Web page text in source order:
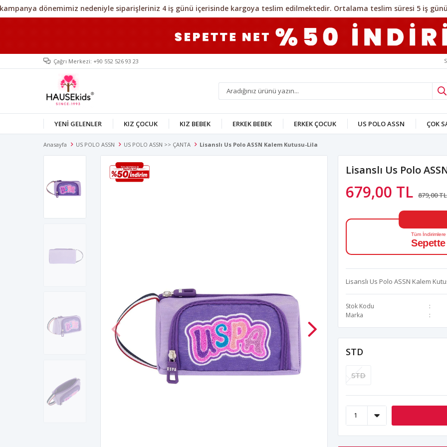
Çağrı Merkezi: +90 552 526 93 23
YENİ GELENLER KIZ ÇOCUK KIZ BEBEK ERKEK BEBEK ERKEK ÇOCUK US POLO ASSN ÇOK
Anasayfa US POLO ASSN US POLO ASSN >> ÇANTA Lisanslı Us Polo ASSN Kalem Kutusu-Lila
Lisanslı Us Polo
679,00 TL 879,00 TL
Tüm İndirimlere
Lisanslı Us Polo ASSN Kalem
Stok Kodu
Marka
STD
STD